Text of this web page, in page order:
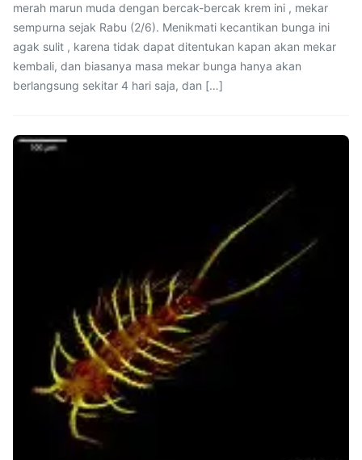
merah marun muda dengan bercak-bercak krem ini , mekar
sempurna sejak Rabu (2/6). Menikmati kecantikan bunga ini
agak sulit , karena tidak dapat ditentukan kapan akan mekar
kembali, dan biasanya masa mekar bunga hanya akan
berlangsung sekitar 4 hari saja, dan […]